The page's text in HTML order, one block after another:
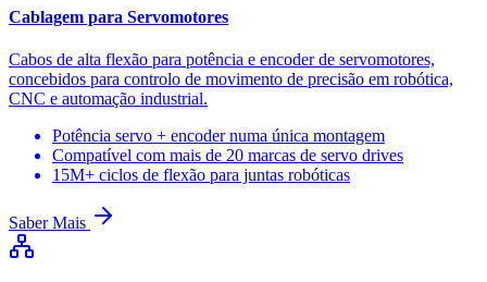
Cablagem para Servomotores
Cabos de alta flexão para potência e encoder de servomotores,
concebidos para controlo de movimento de precisão em robótica,
CNC e automação industrial.
Potência servo + encoder numa única montagem
Compatível com mais de 20 marcas de servo drives
15M+ ciclos de flexão para juntas robóticas
Saber Mais